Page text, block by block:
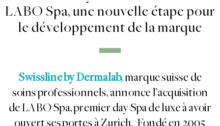
LABO Spa, une nouvelle étape pour
le développement de la marque
Swissline by Dermalab, marque suisse de
soins professionnels, annonce l’acquisition
de LABO Spa, premier day Spa de luxe à avoir
ouvert ses portes à Zurich. Fondé en 2005